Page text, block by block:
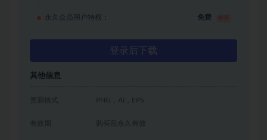
永久会员用户特权： 免费
登录后下载
其他信息
资源格式 PNG，AI，EPS
有效期 购买后永久有效